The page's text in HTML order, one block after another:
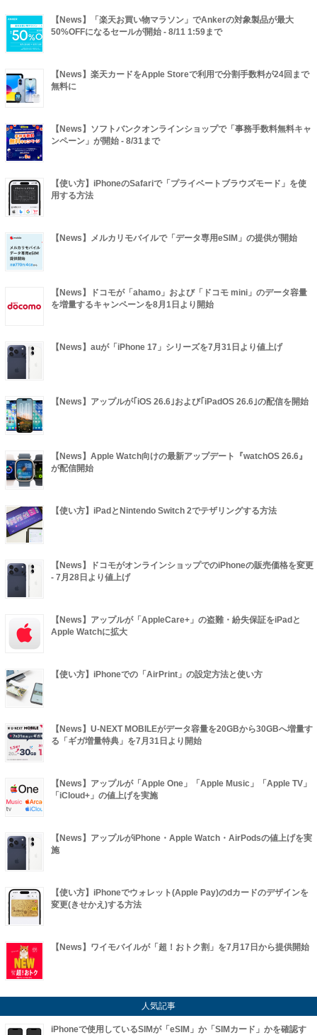
【News】「楽天お買い物マラソン」でAnkerの対象製品が最大
50%OFFになるセールが開始 - 8/11 1:59まで
【News】楽天カードをApple Storeで利用で分割手数料が24回まで
無料に
【News】ソフトバンクオンラインショップで「事務手数料無料キャ
ンペーン」が開始 - 8/31まで
【使い方】iPhoneのSafariで「プライベートブラウズモード」を使
用する方法
【News】メルカリモバイルで「データ専用eSIM」の提供が開始
【News】ドコモが「ahamo」および「ドコモ mini」のデータ容量
を増量するキャンペーンを8月1日より開始
【News】auが「iPhone 17」シリーズを7月31日より値上げ
【News】アップルが｢iOS 26.6｣および｢iPadOS 26.6｣の配信を開始
【News】Apple Watch向けの最新アップデート『watchOS 26.6』
が配信開始
【使い方】iPadとNintendo Switch 2でテザリングする方法
【News】ドコモがオンラインショップでのiPhoneの販売価格を変更
- 7月28日より値上げ
【News】アップルが「AppleCare+」の盗難・紛失保証をiPadと
Apple Watchに拡大
【使い方】iPhoneでの「AirPrint」の設定方法と使い方
【News】U-NEXT MOBILEがデータ容量を20GBから30GBへ増量す
る「ギガ増量特典」を7月31日より開始
【News】アップルが「Apple One」「Apple Music」「Apple TV」
「iCloud+」の値上げを実施
【News】アップルがiPhone・Apple Watch・AirPodsの値上げを実
施
【使い方】iPhoneでウォレット(Apple Pay)のdカードのデザインを
変更(きせかえ)する方法
【News】ワイモバイルが「超！おトク割」を7月17日から提供開始
人気記事
iPhoneで使用しているSIMが「eSIM」か「SIMカード」かを確認す